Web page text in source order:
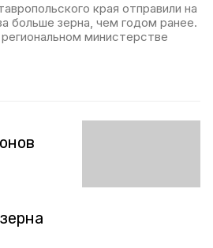
края отправили на
больше зерна, чем годом ранее.
министерстве